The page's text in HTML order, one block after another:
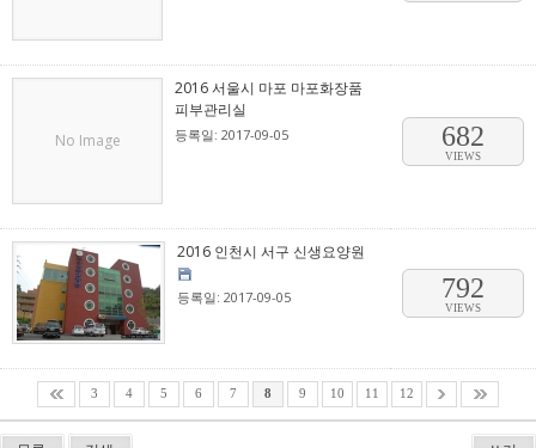
No Image
2016 서울시 마포 마포화장품
피부관리실
등록일: 2017-09-05 682
VIEWS
2016 인천시 서구 신생요양원
등록일: 2017-09-05 792
VIEWS
3 4 5 6 7 8 9 10 11 12